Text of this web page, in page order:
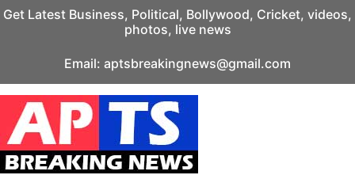
Get Latest Business, Political, Bollywood, Cricket, videos,
photos, live news
Email: aptsbreakingnews@gmail.com